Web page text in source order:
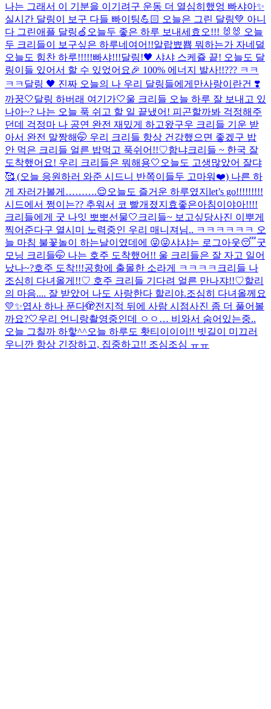
나는 그래서 이 기분을 이기려구 운동 더 열심히했엉 빠샤아✨
실시간 달링이 보구 다들 빠이팅💪🏻 오늘은 그린 달링💚 아니
다 그린애플 달링🍏 오늘두 좋은 하루 보내세효오!!! 🐰🐰 오늘
두 크리들이 보구싶은 하루네여어!!알랍뾰뿁 뭐하는가 자네덜
오늘도 힘찬 하루!!!!!빠샤!!!달링!🖤 샤샤 스케쥴 끝! 오늘도 달
링이들 있어서 할 수 있었어요🎉 100% 에너지 발사!!??? ㅋㅋ
ㅋㅋ 달링 🖤 진짜 오늘의 나 우리 달링들에게만사랑이란건 ❣️
까꿍🤍달링 하버래 여기가🤍울 크리들 오늘 하루 잘 보내고 있
나아~? 나는 오늘 푹 쉬고 할 일 끝냈어! 피곤할까봐 걱정해주
던데 걱정마 나 공연 완전 재밌게 하고왔구우 크리들 기운 받
아서 완전 말짱해🤭 우리 크리들 항상 건강했으면 좋겠구 밥
안 먹은 크리들 얼른 밥먹고 푹쉬어!!♡함냐크리들 ~ 한국 잘
도착했어요! 우리 크리들은 뭐해용🤍 오늘도 고생많았어 잘댜
🥰 (오늘 응원하러 와준 시드니 반쪽이들두 고마워❤️) 나른 하
게 자러가볼게……….😌오늘도 즐거운 하루였지 let’s go!!!!!!!!!
시드에서 쩡이는?? 추워서 코 빨개졌지효좋은아침이야아!!!!
크리들에게 굿 나잇 뽀뽀선물🤍 크리들~ 보고싶당사진 이뿌게
찍어준다구 열시미 노력중인 우리 매니져님.. ㅋㅋㅋㅋㅋㅋ 오
늘 마침 불꽃놀이 하는날이였데에 😜😜샤샤는 로그아웃😴굿
모닝 크리들🤭 나는 호주 도착했어!! 울 크리들은 잘 자고 일어
났나~?호주 도착!!!공항에 출몰한 소라게 ㅋㅋㅋㅋ 크리들 나
조심히 다녀올게!!♡ 호주 크리들 기다려 얼른 만나쟈!!♡할리
의 마음.... 잘 받았어 나도 사랑한다 할리야.조심히 다녀올께요
💛✨엽사 하나 푼다🫣전지적 뒤에 사람 시점사진 좀 더 풀어볼
까요?🤍우리 언니랑촬영중인데 ㅇㅇ… 비와서 숨어있는중..
오늘 그칠까 하핳^^오늘 하루도 홧티이이이!! 빗길이 미끄러
우니깐 항상 긴장하고, 집중하고!! 조심조심 ㅠㅠ